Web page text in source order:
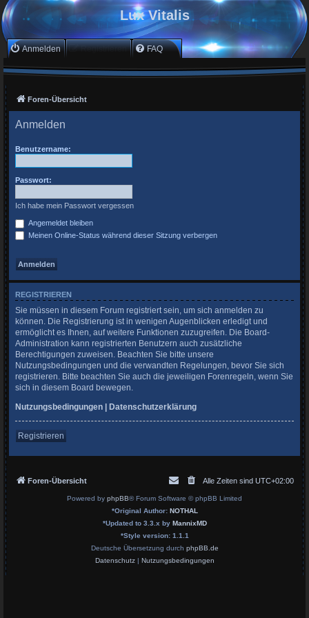
Lux Vitalis
Anmelden Registrieren FAQ
Foren-Übersicht
Anmelden
Benutzername:
Passwort:
Ich habe mein Passwort vergessen
Angemeldet bleiben
Meinen Online-Status während dieser Sitzung verbergen
REGISTRIEREN
Sie müssen in diesem Forum registriert sein, um sich anmelden zu
können. Die Registrierung ist in wenigen Augenblicken erledigt und
ermöglicht es Ihnen, auf weitere Funktionen zuzugreifen. Die Board-
Administration kann registrierten Benutzern auch zusätzliche
Berechtigungen zuweisen. Beachten Sie bitte unsere
Nutzungsbedingungen und die verwandten Regelungen, bevor Sie sich
registrieren. Bitte beachten Sie auch die jeweiligen Forenregeln, wenn Sie
sich in diesem Board bewegen.
Nutzungsbedingungen | Datenschutzerklärung
Registrieren
Foren-Übersicht Alle Zeiten sind UTC+02:00
Powered by phpBB® Forum Software © phpBB Limited
*Original Author: NOTHAL
*Updated to 3.3.x by MannixMD
*Style version: 1.1.1
Deutsche Übersetzung durch phpBB.de
Datenschutz| Nutzungsbedingungen